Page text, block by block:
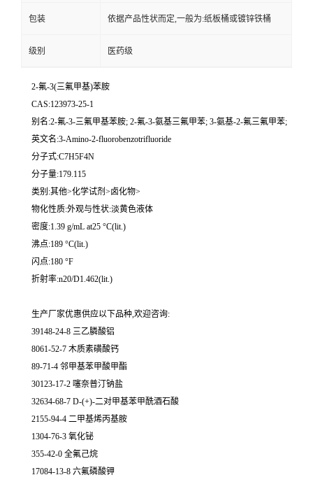
包装 依据产品性状而定,一般为:纸板桶或镀锌铁桶
级别 医药级
2-氟-3(三氟甲基)苯胺
CAS:123973-25-1
别名:2-氟-3-三氟甲基苯胺; 2-氟-3-氨基三氟甲苯; 3-氨基-2-氟三氟甲苯;
英文名:3-Amino-2-fluorobenzotrifluoride
分子式:C7H5F4N
分子量:179.115
类别:其他>化学试剂>卤化物>
物化性质:外观与性状:淡黄色液体
密度:1.39 g/mL at25 °C(lit.)
沸点:189 °C(lit.)
闪点:180 °F
折射率:n20/D1.462(lit.)
生产厂家优惠供应以下品种,欢迎咨询:
39148-24-8 三乙膦酸铝
8061-52-7 木质素磺酸钙
89-71-4 邻甲基苯甲酸甲酯
30123-17-2 噻奈普汀钠盐
32634-68-7 D-(+)-二对甲基苯甲酰酒石酸
2155-94-4 二甲基烯丙基胺
1304-76-3 氧化铋
355-42-0 全氟己烷
17084-13-8 六氟磷酸钾